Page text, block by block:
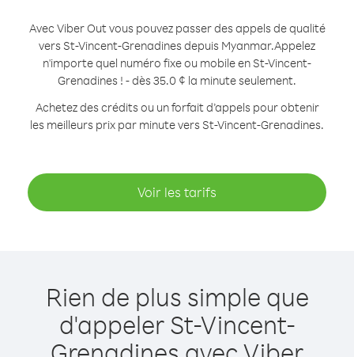
Avec Viber Out vous pouvez passer des appels de qualité
vers St-Vincent-Grenadines depuis Myanmar.Appelez
n'importe quel numéro fixe ou mobile en St-Vincent-
Grenadines ! - dès 35.0 ¢ la minute seulement.
Achetez des crédits ou un forfait d’appels pour obtenir
les meilleurs prix par minute vers St-Vincent-Grenadines.
Voir les tarifs
Rien de plus simple que
d'appeler St-Vincent-